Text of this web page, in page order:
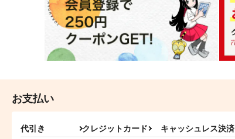
お支払い
代引き クレジットカード キャッシュレス決済